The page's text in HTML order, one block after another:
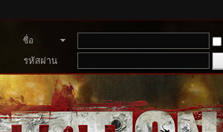
ชื่อ
สมาชิก
รหัสผ่าน